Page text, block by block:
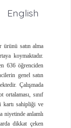
English
ürünü satın alma
koymaktadır.
636 öğrenciden
genel satın
Çalışmada
sınıf
kartı sahipliği ve
niyetinde anlamlı
dikkat çeken